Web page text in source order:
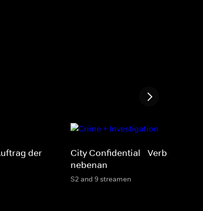
der
City Confidential - Verbrechen
nebenan
S2 and 9 streamen